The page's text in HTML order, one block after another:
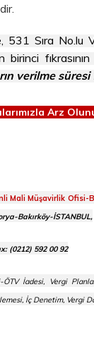
531 Sıra No.lu
birinci
verilme
Arz
Mali Müşavirlik Ofisi-
Bakırköy-İSTANBUL,
(0212) 592 00 92
İadesi, Vergi
İç Denetim, Vergi